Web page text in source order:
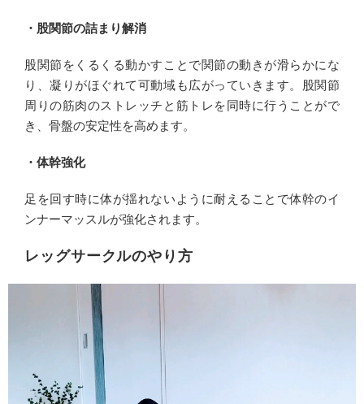
・股関節の詰まり解消
股関節をくるくる動かすことで関節の動きが滑らかにな
り、凝りがほぐれて可動域も広がっていきます。股関節
周りの筋肉のストレッチと筋トレを同時に行うことがで
き、骨盤の安定性を高めます。
・体幹強化
足を回す時に体が揺れないように耐えることで体幹のイ
ンナーマッスルが強化されます。
レッグサークルのやり方